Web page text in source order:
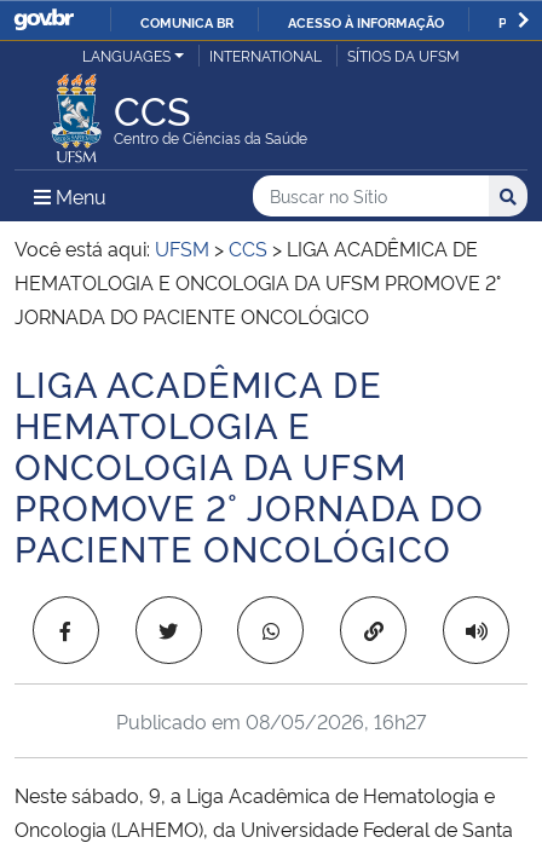
IR
COMUNICA BR ACESSO À INFORMAÇÃO
Ministério da Justiça e Segurança Pública
Ministério da Defesa
Ministério das Relações Exteriores
Ministério da Economia
Ministério da Infraestrutura
Ministério da Agricultura, Pecuária e Abastecimento
Ministério da Educação
Ministério da Cidadania
Ministério da Saúde
Ministério de Minas e Energia
Ministério da Ciência, Tecnologia, Inovações e Comunicações
Ministério do Meio Ambiente
LANGUAGES INTERNATIONAL SÍTIOS DA UFSM
CCS
Centro de Ciências da Saúde
Menu Menu Principal do Sítio
Busca
Buscar no no Sítio
Busca:
Você está aqui: UFSM >CCS > LIGA ACADÊMICA DE
HEMATOLOGIA E ONCOLOGIA DA UFSM PROMOVE 2°
JORNADA DO PACIENTE ONCOLÓGICO
Início do conteúdo
LIGA ACADÊMICA DE
HEMATOLOGIA E
ONCOLOGIA DA UFSM
PROMOVE 2° JORNADA DO
PACIENTE ONCOLÓGICO
Copiar para área
Publicado em 08/05/2026, 16h27
Neste sábado, 9, a Liga Acadêmica de Hematologia e
Oncologia (LAHEMO), da Universidade Federal de Santa